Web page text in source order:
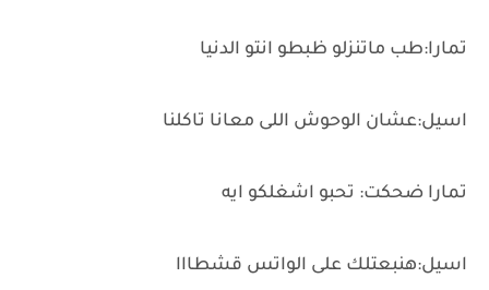
تمارا:طب ماتنزلو ظبطو انتو الدنيا
اسيل:عشان الوحوش اللى معانا تاكلنا
تمارا ضحكت: تحبو اشغلكو ايه
اسيل:هنبعتلك على الواتس قشطااا